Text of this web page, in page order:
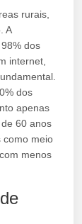
rurais,
A
dos
internet,
dos
apenas
60 anos
como meio
menos